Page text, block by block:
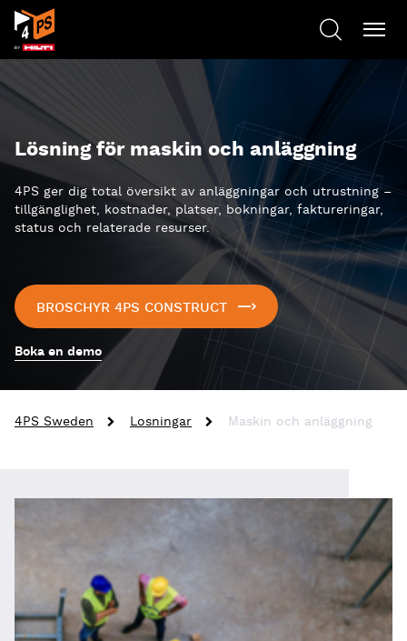
Lösning för maskin och anläggning
4PS ger dig total översikt av anläggningar och utrustning –
tillgänglighet, kostnader, platser, bokningar, faktureringar,
status och relaterade resurser.
BROSCHYR 4PS CONSTRUCT
Boka en demo
4PS Sweden Losningar Maskin och anläggning